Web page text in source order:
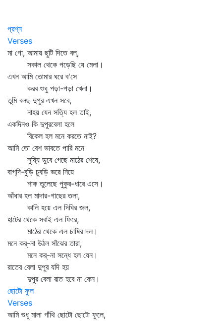
প্রশ্ন
Verses
মা গো, আমায় ছুটি দিতে বল্‌,
সকাল থেকে পড়েছি যে মেলা।
এখন আমি তোমার ঘরে ব'সে
করব শুধু পড়া-পড়া খেলা।
তুমি বলছ দুপুর এখন সবে,
নাহয় যেন সত্যি হল তাই,
একদিনও কি দুপুরবেলা হলে
বিকেল হল মনে করতে নাই?
আমি তো বেশ ভাবতে পারি মনে
সুয্যি ডুবে গেছে মাঠের শেষে,
বাগ্‌দি-বুড়ি চুবড়ি ভরে নিয়ে
শাক তুলেছে পুকুর-ধারে এসে।
আঁধার হল মাদার-গাছের তলা,
কালি হয়ে এল দিঘির জল,
হাটের থেকে সবাই এল ফিরে,
মাঠের থেকে এল চাষির দল।
মনে কর্‌-না উঠল সাঁঝের তারা,
মনে কর্‌-না সন্ধে হল যেন।
রাতের বেলা দুপুর যদি হয়
দুপুর বেলা রাত হবে না কেন।
ছোটো ফুল
Verses
আমি শুধু মালা গাঁথি ছোটো ছোটো ফুলে,